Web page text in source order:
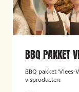
BBQ PAKKET
BBQ pakket 'Vlees-
visproducten.